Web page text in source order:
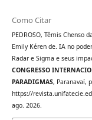
Como Citar
PEDROSO, Têmis Chenso
Emily Kéren de. IA no
Radar e Sigma e seus
CONGRESSO
PARADIGMAS, Paranavaí,
https://
ago. 2026.